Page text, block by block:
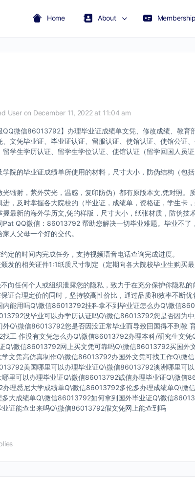
Home About Membership
User on December 11, 2022 at 11:04 am
QQ微信86013792】办理毕业证成绩单文凭、修改成绩、教
、文凭毕业证、毕业证认证、留服认证、使馆认证、使馆公证
留学生学历认证、留学生学位认证、使馆认证（留学回国人员
学院的毕业证成绩单所使用的材料，尺寸大小，防伪结构（包
光镭射，紫外荧光，温感，复印防伪）都有原版本文,凭对照。
进，及时掌握各大院校的（毕业证，成绩单，资格证，学生卡
最新的海外学历文,凭的样版，尺寸大小，纸张材质，防伪技
Pat QQ微信：86013792 帮助您解决一切毕业难题。毕业不
人父母一个好的交代。
定的时间内完成任务，支持视频语音电话查询完成进度。
发的相关证件1:1纸质尺寸制定（定期向各大院校毕业生购买
向任何个人或组织泄露您的隐私，致力于在充分保护你隐私
证合理定价的同时，坚持较高性价比，通过品质和效率不断优
内能用吗Q\微信86013792挂科拿不到毕业证怎么办Q\微信
没毕业可以办学历认证吗Q\微信86013792您是否因为
外Q\微信86013792您是否因没正常毕业而导致回国得不到教
工 作没有文凭怎么办Q\微信86013792办理本科/研究生文
Q\微信86013792网上买文凭可靠吗Q\微信86013792买国外
文凭高仿真制作Q\微信86013792办国外文凭可找工作Q\微
美国哪里可以办理毕业证Q\微信86013792澳洲哪里可
里可以办理毕业证Q\微信86013792诚信办理毕业证Q\微信
理悉尼大学成绩单Q\微信86013792多伦多办理成绩单Q\微
大成绩单Q\微信86013792如何拿到国外毕业证Q\微信
证能查出来吗Q\微信86013792假文凭网上能查到吗